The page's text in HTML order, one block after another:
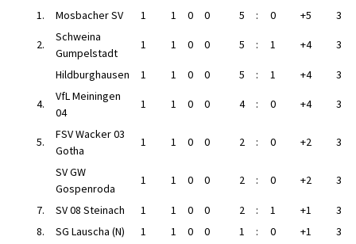
1. Mosbacher SV 1 1 0 0 5 : 0 +5 3
2.
Schweina
Gumpelstadt
1 1 0 0 5 : 1 +4 3
Hildburghausen 1 1 0 0 5 : 1 +4 3
4.
VfL Meiningen
04
1 1 0 0 4 : 0 +4 3
5.
FSV Wacker 03
Gotha
1 1 0 0 2 : 0 +2 3
SV GW
Gospenroda
1 1 0 0 2 : 0 +2 3
7. SV 08 Steinach 1 1 0 0 2 : 1 +1
3
8.
SG Lauscha (N) 1 1 0 0 1 : 0 +1 3